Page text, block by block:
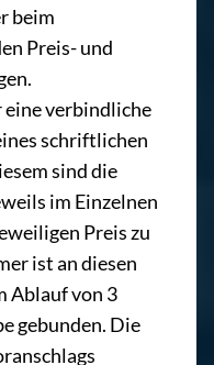
beim
Preis- und
verbindliche
schriftlichen
sind die
im Einzelnen
Preis zu
ist an diesen
Ablauf von 3
gebunden. Die